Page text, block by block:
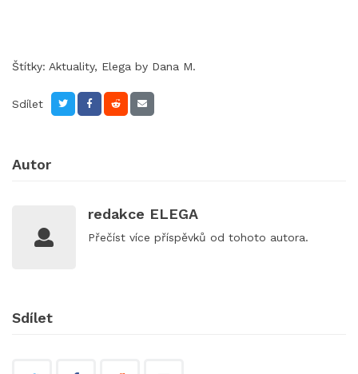
Štítky: Aktuality, Elega by Dana M.
Sdílet
Autor
redakce ELEGA
Přečíst více příspěvků od tohoto autora.
Sdílet